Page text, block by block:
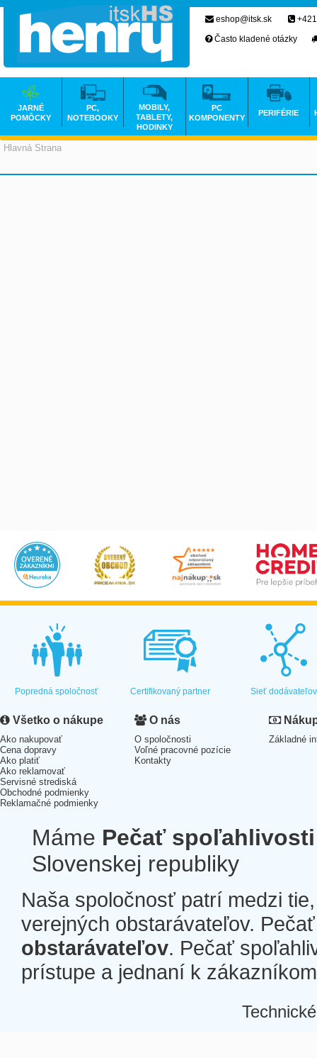
Hlavná Strana
eshop@itsk.sk
Často kladené otázky
JARNÉ
POMÔCKY
PC,
NOTEBOOKY
MOBILY,
TABLETY,
HODINKY
PC
KOMPONENTY
PERIFÉRIE
Popredná spoločnosť Certifikovaný partner Sieť dodávateľov
Všetko o nákupe
Ako nakupovať
Cena dopravy
Ako platiť
Ako reklamovať
Servisné strediská
Obchodné podmienky
Reklamačné podmienky
O nás
O spoločnosti
Voľné pracovné pozície
Kontakty
Základné
Máme Pečať spoľahlivosti
Slovenskej republiky
Naša spoločnosť patrí medzi
verejných obstarávateľov.
obstarávateľov. Pečať
prístupe a jednaní k